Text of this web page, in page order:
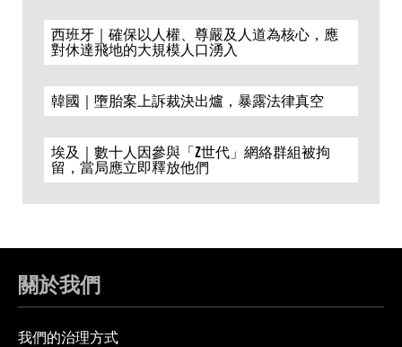
西班牙｜確保以人權、尊嚴及人道為核心，應
對休達飛地的大規模人口湧入
韓國｜墮胎案上訴裁決出爐，暴露法律真空
埃及｜數十人因參與「Z世代」網絡群組被拘
留，當局應立即釋放他們
關於我們
我們的治理方式